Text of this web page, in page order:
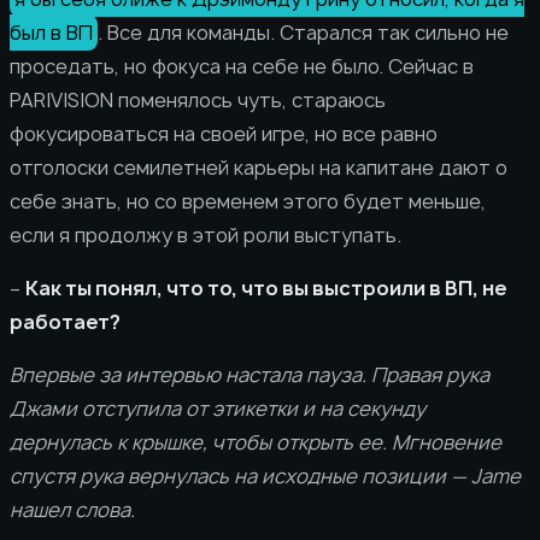
был в ВП . Все для команды. Старался так сильно не
проседать, но фокуса на себе не было. Сейчас в
PARIVISION поменялось чуть, стараюсь
фокусироваться на своей игре, но все равно
отголоски семилетней карьеры на капитане дают о
себе знать, но со временем этого будет меньше,
если я продолжу в этой роли выступать.
– Как ты понял, что то, что вы выстроили в ВП, не
работает?
Впервые за интервью настала пауза. Правая рука
Джами отступила от этикетки и на секунду
дернулась к крышке, чтобы открыть ее. Мгновение
спустя рука вернулась на исходные позиции — Jame
нашел слова.